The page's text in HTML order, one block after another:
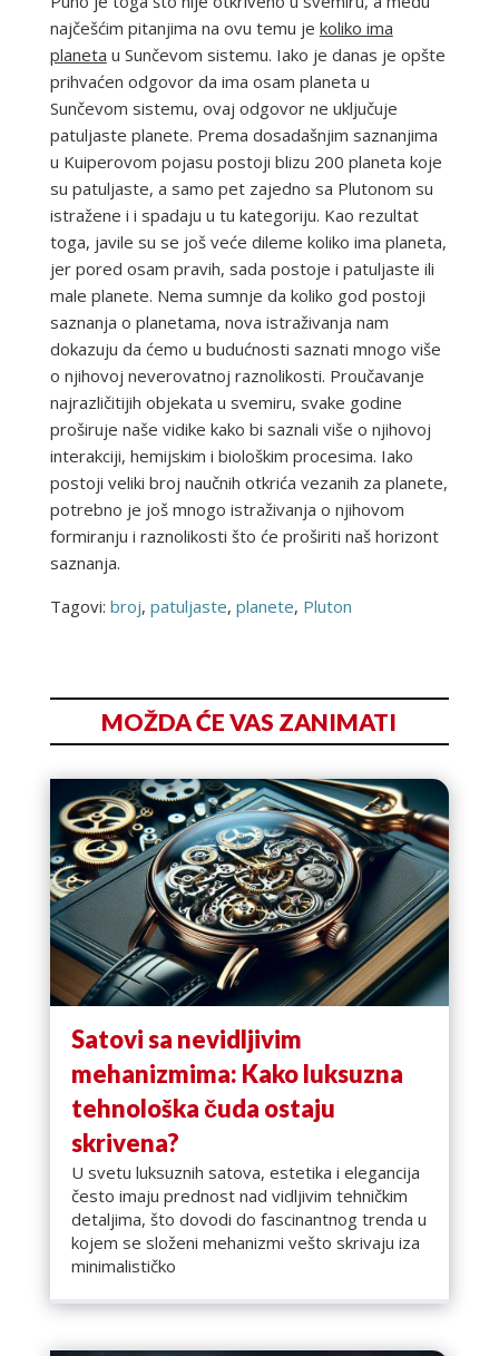
najčešćim pitanjima na ovu temu je koliko ima
planeta u Sunčevom sistemu. Iako je danas je opšte
prihvaćen odgovor da ima osam planeta u
Sunčevom sistemu, ovaj odgovor ne uključuje
patuljaste planete. Prema dosadašnjim saznanjima
u Kuiperovom pojasu postoji blizu 200 planeta koje
su patuljaste, a samo pet zajedno sa Plutonom su
istražene i i spadaju u tu kategoriju. Kao rezultat
toga, javile su se još veće dileme koliko ima planeta,
jer pored osam pravih, sada postoje i patuljaste ili
male planete. Nema sumnje da koliko god postoji
saznanja o planetama, nova istraživanja nam
dokazuju da ćemo u budućnosti saznati mnogo više
o njihovoj neverovatnoj raznolikosti. Proučavanje
najrazličitijih objekata u svemiru, svake godine
proširuje naše vidike kako bi saznali više o njihovoj
interakciji, hemijskim i biološkim procesima. Iako
postoji veliki broj naučnih otkrića vezanih za planete,
potrebno je još mnogo istraživanja o njihovom
formiranju i raznolikosti što će proširiti naš horizont
saznanja.
Tagovi: broj, patuljaste, planete, Pluton
MOŽDA ĆE VAS ZANIMATI
Satovi sa nevidljivim
mehanizmima: Kako luksuzna
tehnološka čuda ostaju
skrivena?
U svetu luksuznih satova, estetika i elegancija
često imaju prednost nad vidljivim tehničkim
detaljima, što dovodi do fascinantnog trenda u
kojem se složeni mehanizmi vešto skrivaju iza
minimalističko